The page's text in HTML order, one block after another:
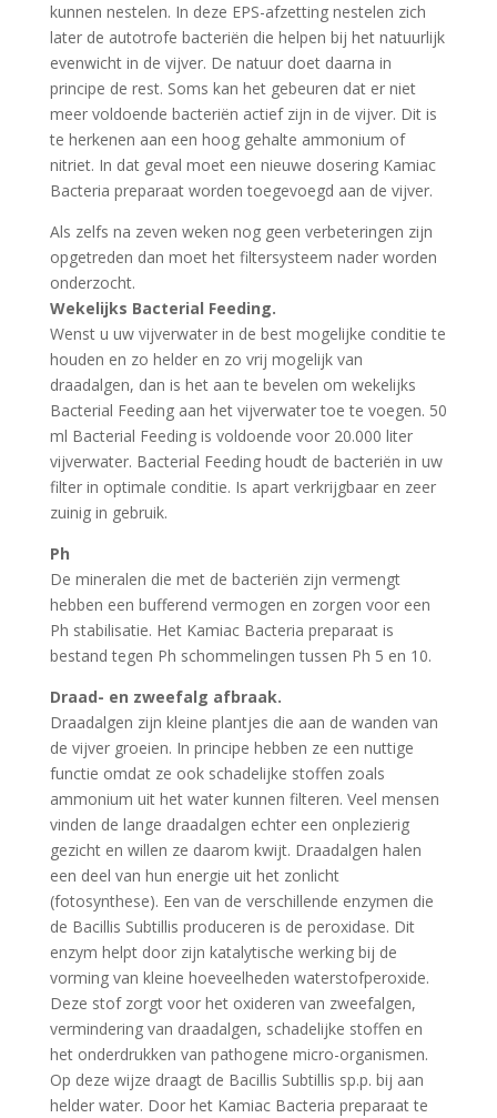
kunnen nestelen. In deze EPS-afzetting nestelen zich
later de autotrofe bacteriën die helpen bij het natuurlijk
evenwicht in de vijver. De natuur doet daarna in
principe de rest. Soms kan het gebeuren dat er niet
meer voldoende bacteriën actief zijn in de vijver. Dit is
te herkenen aan een hoog gehalte ammonium of
nitriet. In dat geval moet een nieuwe dosering Kamiac
Bacteria preparaat worden toegevoegd aan de vijver.
Als zelfs na zeven weken nog geen verbeteringen zijn
opgetreden dan moet het filtersysteem nader worden
onderzocht.
Wekelijks Bacterial Feeding.
Wenst u uw vijverwater in de best mogelijke conditie te
houden en zo helder en zo vrij mogelijk van
draadalgen, dan is het aan te bevelen om wekelijks
Bacterial Feeding aan het vijverwater toe te voegen. 50
ml Bacterial Feeding is voldoende voor 20.000 liter
vijverwater. Bacterial Feeding houdt de bacteriën in uw
filter in optimale conditie. Is apart verkrijgbaar en zeer
zuinig in gebruik.
Ph
De mineralen die met de bacteriën zijn vermengt
hebben een bufferend vermogen en zorgen voor een
Ph stabilisatie. Het Kamiac Bacteria preparaat is
bestand tegen Ph schommelingen tussen Ph 5 en 10.
Draad- en zweefalg afbraak.
Draadalgen zijn kleine plantjes die aan de wanden van
de vijver groeien. In principe hebben ze een nuttige
functie omdat ze ook schadelijke stoffen zoals
ammonium uit het water kunnen filteren. Veel mensen
vinden de lange draadalgen echter een onplezierig
gezicht en willen ze daarom kwijt. Draadalgen halen
een deel van hun energie uit het zonlicht
(fotosynthese). Een van de verschillende enzymen die
de Bacillis Subtillis produceren is de peroxidase. Dit
enzym helpt door zijn katalytische werking bij de
vorming van kleine hoeveelheden waterstofperoxide.
Deze stof zorgt voor het oxideren van zweefalgen,
vermindering van draadalgen, schadelijke stoffen en
het onderdrukken van pathogene micro-organismen.
Op deze wijze draagt de Bacillis Subtillis sp.p. bij aan
helder water. Door het Kamiac Bacteria preparaat te